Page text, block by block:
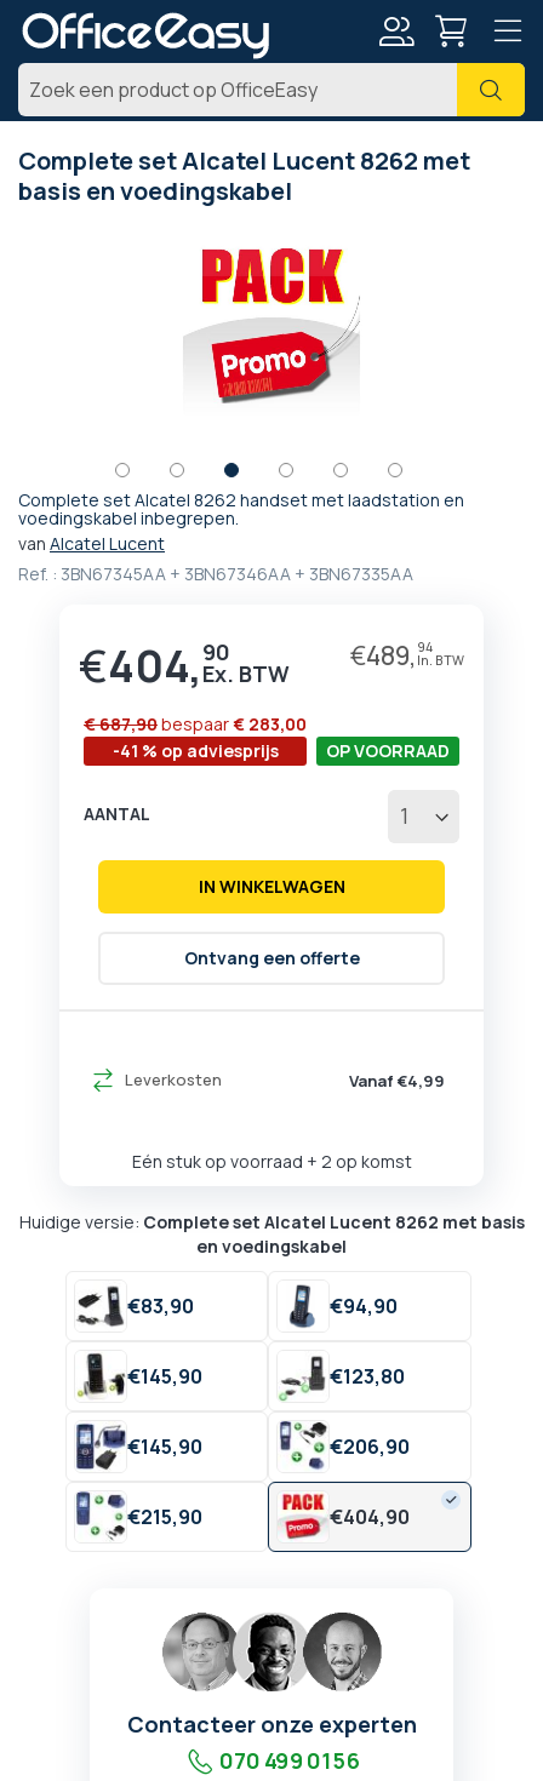
Zoek
Complete set Alcatel Lucent 8262 met
basis en voedingskabel
Complete set Alcatel 8262 handset met laadstation en
voedingskabel inbegrepen.
van Alcatel Lucent
Ref. : 3BN67345AA + 3BN67346AA + 3BN67335AA
Leverkosten Vanaf €4,99
€404, 90 €489, 94
-41 % op adviesprijs
€ 687,90bespaar€ 283,00
Eén stuk op voorraad + 2 op komst
OP VOORRAAD
AANTAL
IN WINKELWAGEN
Ontvang een offerte
Huidige versie: Complete set Alcatel Lucent 8262 met basis
en voedingskabel
€83,90 €94,90
€145,90 €123,80
€145,90 €206,90
€215,90 €404,90
Ga
naar
begin
afbeeldingen-
Contacteer onze experten
070 499 01 56